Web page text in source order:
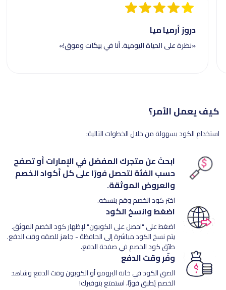
دروز أرميا ميا
«نظرة على الحياة اليومية. أنا في بيكات وموق!»
كيف يعمل الأمر؟
استخدام الكود بسهولة من خلال الخطوات التالية:
ابحث عن متجرك المفضل في الإمارات أو تصفح
حسب الفئة لتحصل فورًا على كل أكواد الخصم
والعروض الموثقة.
اختر كود الخصم وقم بنسخه.
اضغط وانسخ الكود
اضغط على "احصل على الكوبون" لإظهار كود الخصم الموثق.
يتم نسخ الكود مباشرة إلى الحافظة - جاهز للصقه وقت الدفع.
طبّق كود الخصم في صفحة الدفع.
وفّر وقت الدفع
الصق الكود في خانة البرومو أو الكوبون وقت الدفع وشاهد
الخصم يُطبق فورًا، استمتع بتوفيرك!